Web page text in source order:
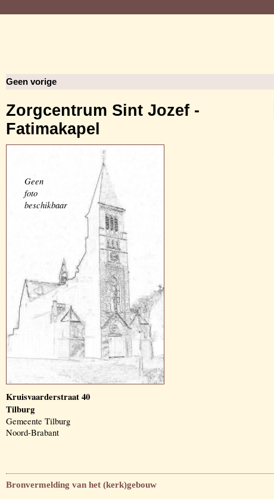
Geen vorige
Zorgcentrum Sint Jozef -
Fatimakapel
Geen
foto
beschikbaar
Kruisvaarderstraat 40
Tilburg
Gemeente Tilburg
Noord-Brabant
Bronvermelding van het (kerk)gebouw